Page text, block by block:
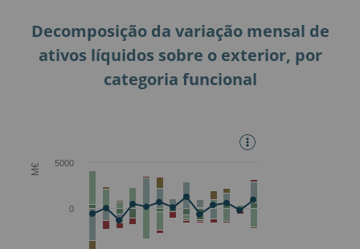
Decomposição da variação mensal de
ativos líquidos sobre o exterior, por
categoria funcional